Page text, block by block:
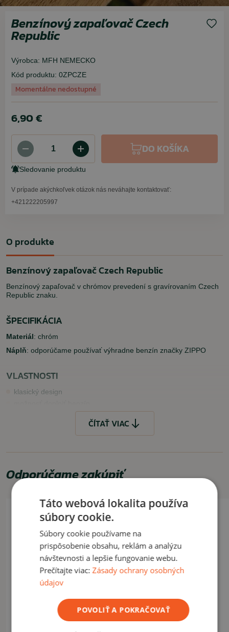
Benzínový zapaľovač Czech
Republic
Výrobca: MFH NEMECKO
Kód produktu: 0ZPCZE
Momentálne nedostupné
6,90 €
DO KOŠÍKA
Sledovanie produktu
V prípade akýchkoľvek otázok nás neváhajte kontaktovať:
+421222205997
O produkte
Benzínový zapaľovač Czech Republic
Benzínový zapaľovač v chrómov prevedení s gravírovaním Czech
Republic znaku.
ŠPECIFIKÁCIA
Materiál: chróm
Náplň: odporúčame používať výhradne benzín značky ZIPPO
VLASTNOSTI
klasický design
ČÍTAŤ VIAC
Odporúčame zakúpiť
Táto webová lokalita používa
súbory cookie.
Súbory cookie používame na
prispôsobenie obsahu, reklám a analýzu
návštevnosti a lepšie fungovanie webu.
Prečítajte viac:Zásady ochrany osobných
údajov
POVOLIŤ A POKRAČOVAŤ